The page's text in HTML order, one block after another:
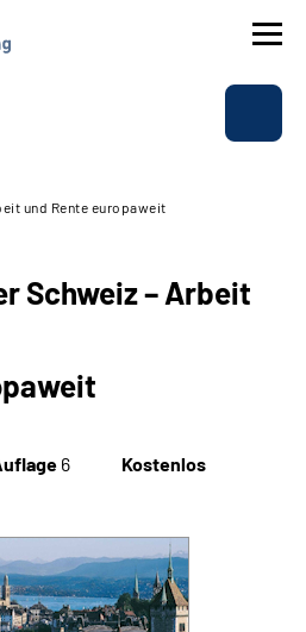
und Rente europaweit
Schweiz – Arbeit
6 Kostenlos